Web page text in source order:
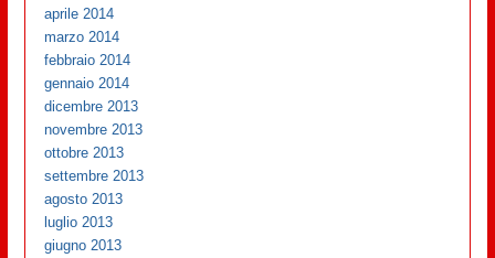
aprile 2014
marzo 2014
febbraio 2014
gennaio 2014
dicembre 2013
novembre 2013
ottobre 2013
settembre 2013
agosto 2013
luglio 2013
giugno 2013